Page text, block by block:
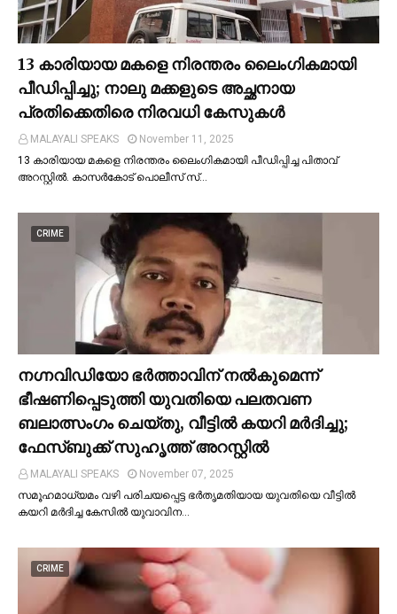
13 കാരിയായ മകളെ നിരന്തരം ലൈംഗികമായി
പീഡിപ്പിച്ചു; നാലു മക്കളുടെ അച്ഛനായ
പ്രതിക്കെതിരെ നിരവധി കേസുകള്‍
MALAYALI SPEAKS
November 11, 2025
13 കാരിയായ മകളെ നിരന്തരം ലൈംഗികമായി പീഡിപ്പിച്ച പിതാവ്
അറസ്റ്റില്‍. കാസർകോട് പൊലീസ് സ്…
CRIME
നഗ്നവിഡിയോ ഭര്‍ത്താവിന് നല്‍കുമെന്ന്
ഭീഷണിപ്പെടുത്തി യുവതിയെ പലതവണ
ബലാത്സംഗം ചെയ്തു, വീട്ടില്‍ കയറി മര്‍ദിച്ചു;
ഫേസ്ബുക്ക് സുഹൃത്ത് അറസ്റ്റില്‍
MALAYALI SPEAKS
November 07, 2025
സമൂഹമാധ്യമം വഴി പരിചയപ്പെട്ട ഭർതൃമതിയായ യുവതിയെ വീട്ടില്‍
കയറി മർദിച്ച കേസില്‍ യുവാവിന…
CRIME